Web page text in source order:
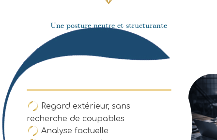
Une posture neutre et structurante
Regard extérieur, sans
recherche de coupables
Analyse factuelle